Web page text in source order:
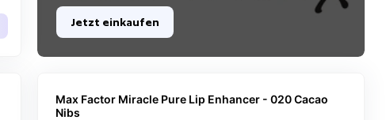
Jetzt einkaufen
Max Factor Miracle Pure Lip Enhancer - 020 Cacao
Nibs